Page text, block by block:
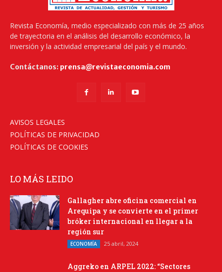
Revista Economía, medio especializado con más de 25 años
de trayectoria en el análisis del desarrollo económico, la
inversión y la actividad empresarial del país y el mundo.
Contáctanos: prensa@revistaeconomia.com
AVISOS LEGALES
POLÍTICAS DE PRIVACIDAD
POLÍTICAS DE COOKIES
LO MÁS LEIDO
Gallagher abre oficina comercial en
Arequipa y se convierte en el primer
bróker internacional en llegar a la
región sur
ECONOMÍA 25 abril, 2024
Aggreko en ARPEL 2022: “Sectores